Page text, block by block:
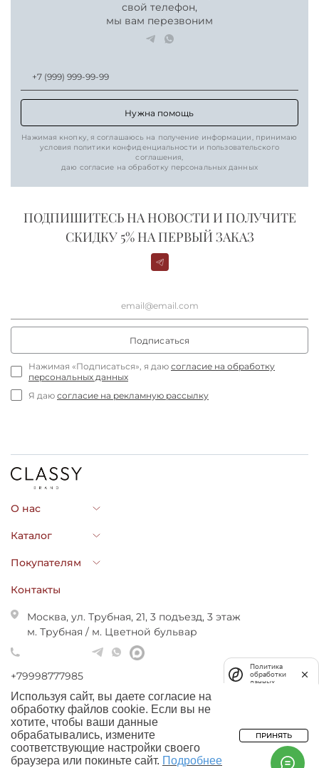
свой телефон,
мы вам перезвоним
Нужна помощь
Нажимая кнопку, я соглашаюсь на получение информации, принимаю
условия политики конфиденциальности и пользовательского
соглашения,
даю согласие на обработку персональных данных
ПОДПИШИТЕСЬ НА НОВОСТИ И ПОЛУЧИТЕ
СКИДКУ 5% НА ПЕРВЫЙ ЗАКАЗ
Подписаться
Нажимая «Подписаться», я даю согласие на обработку
персональных данных
Я даю согласие на рекламную рассылку
О нас
Каталог
Покупателям
Контакты
Москва, ул. Трубная, 21, 3 подъезд, 3 этаж
м. Трубная / м. Цветной бульвар
+79998777985
shop@classybrand.ru
© 2023. Как есть. Все права защищены.
Используя сайт, вы даете согласие на
обработку файлов cookie. Если вы не
хотите, чтобы ваши данные
обрабатывались, измените
соответствующие настройки своего
браузера или покиньте сайт. Подробнее
ПРИНЯТЬ
Политика
обработки
данных